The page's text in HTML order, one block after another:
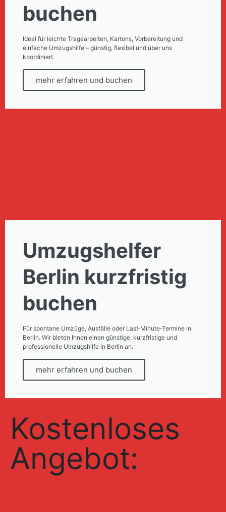
buchen
Ideal für leichte Tragearbeiten, Kartons, Vorbereitung und
einfache Umzugshilfe – günstig, flexibel und über uns
koordiniert.
mehr erfahren und buchen
Umzugshelfer
Berlin kurzfristig
buchen
Für spontane Umzüge, Ausfälle oder Last‑Minute‑Termine in
Berlin. Wir bieten Ihnen einen günstige, kurzfristige und
professionelle Umzugshilfe in Berlin an.
mehr erfahren und buchen
Kostenloses
Angebot: